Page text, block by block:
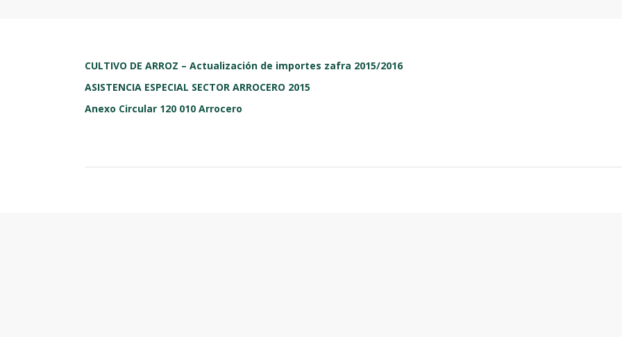
CULTIVO DE ARROZ – Actualización de importes zafra 2015/2016
ASISTENCIA ESPECIAL SECTOR ARROCERO 2015
Anexo Circular 120 010 Arrocero